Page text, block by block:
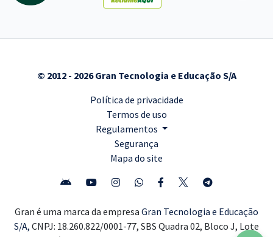
© 2012 - 2026 Gran Tecnologia e Educação S/A
Política de privacidade
Termos de uso
Regulamentos
Segurança
Mapa do site
Gran é uma marca da empresa Gran Tecnologia e Educação
S/A, CNPJ: 18.260.822/0001-77, SBS Quadra 02, Bloco J, Lote